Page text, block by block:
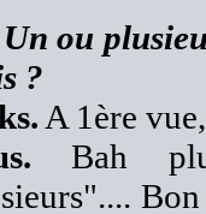
ou
?
A 1ère
Bah